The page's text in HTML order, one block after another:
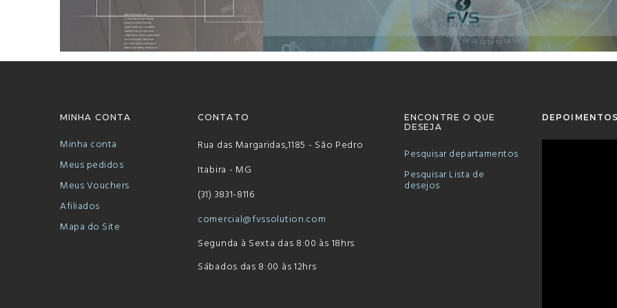
MINHA CONTA
Minha conta
Meus pedidos
Meus Vouchers
Afiliados
Mapa do Site
CONTATO
Rua das Margaridas,1185 - São Pedro
Itabira - MG
(31) 3831-8116
comercial@fvssolution.com
Segunda à Sexta das 8:00 às 18hrs
Sábados das 8:00 às 12hrs
ENCONTRE O QUE
DESEJA
Pesquisar departamentos
Pesquisar Lista de
desejos